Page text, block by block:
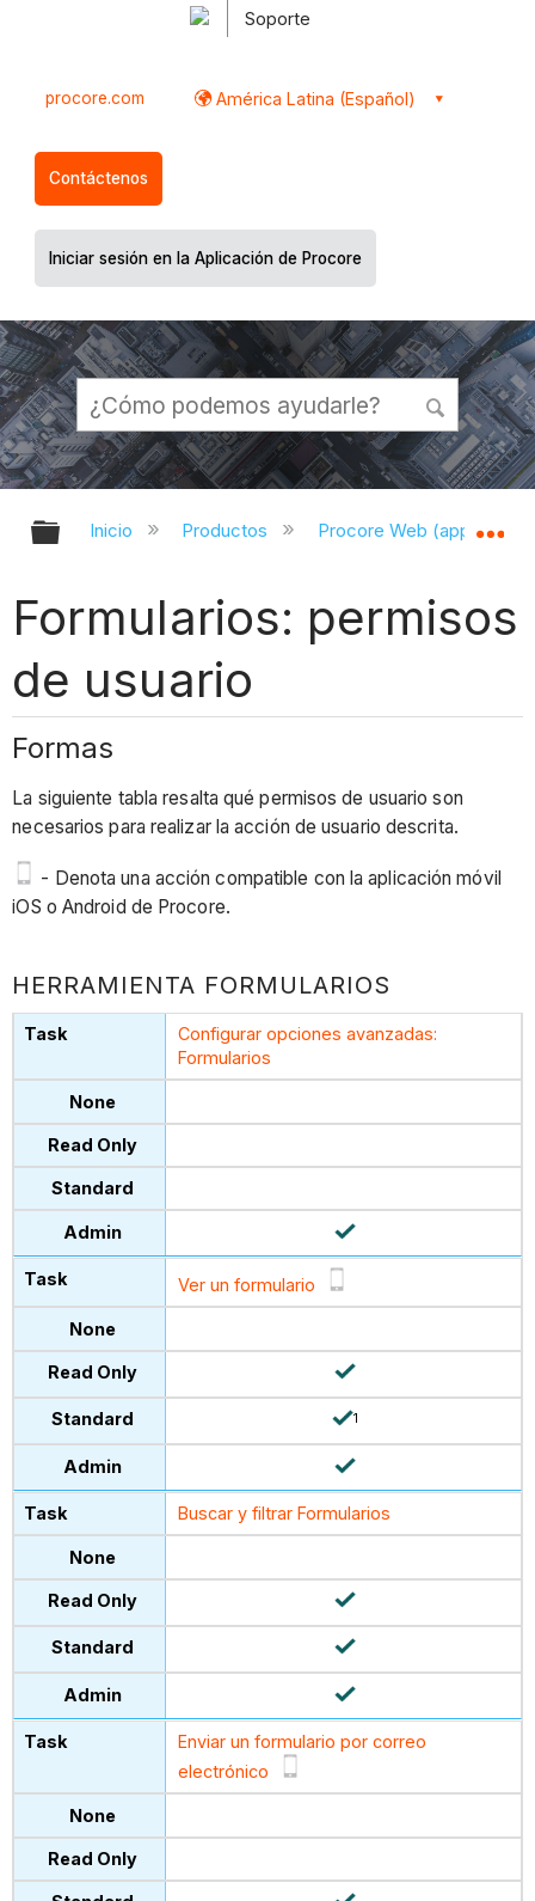
Soporte
procore.com América Latina (Español)
Contáctenos
Iniciar sesión en la Aplicación de Procore
Expandir/contraer jerarquía global
Inicio Productos Procore Web
Formularios: permisos
de usuario
Formas
La siguiente tabla resalta qué permisos de usuario son
necesarios para realizar la acción de usuario descrita.
- Denota una acción compatible con la aplicación móvil
iOS o Android de Procore.
HERRAMIENTA FORMULARIOS
Configurar opciones avanzadas:
Formularios
Ver un formulario
1
Buscar y filtrar Formularios
Enviar un formulario por correo
electrónico